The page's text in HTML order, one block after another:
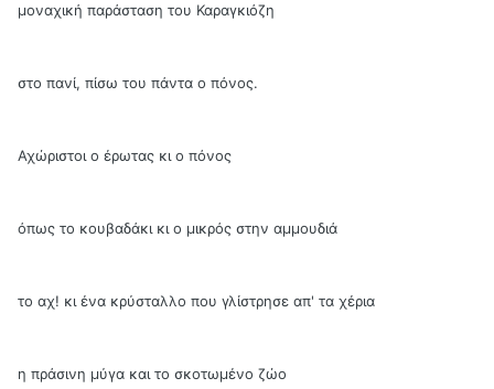
μοναχική παράσταση του Καραγκιόζη
στο πανί, πίσω του πάντα ο πόνος.
Αχώριστοι ο έρωτας κι ο πόνος
όπως το κουβαδάκι κι ο μικρός στην αμμουδιά
το αχ! κι ένα κρύσταλλο που γλίστρησε απ' τα χέρια
η πράσινη μύγα και το σκοτωμένο ζώο